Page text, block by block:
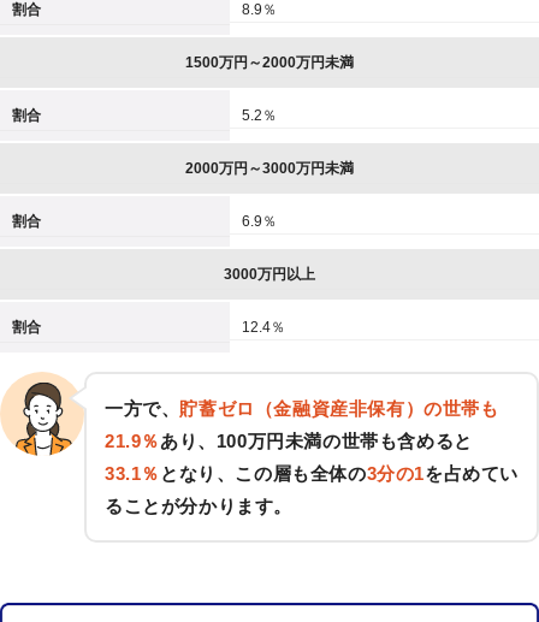
割合 8.9％
1500万円～2000万円未満
割合 5.2％
2000万円～3000万円未満
割合 6.9％
3000万円以上
割合 12.4％
一方で、 貯蓄ゼロ（金融資産非保有）の世帯も
21.9％あり、100万円未満の世帯も含めると
33.1％ となり、この層も全体の3分の1を占めてい
ることが分かります。